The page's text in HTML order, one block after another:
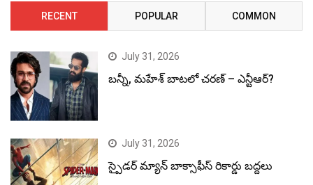
RECENT POPULAR COMMON
July 31, 2026
బన్నీ, మహేశ్ బాటలో చరణ్ – ఎన్టీఆర్?
July 31, 2026
స్పైడర్ మ్యాన్ బాక్సాఫీస్ రికార్డు బద్దలు